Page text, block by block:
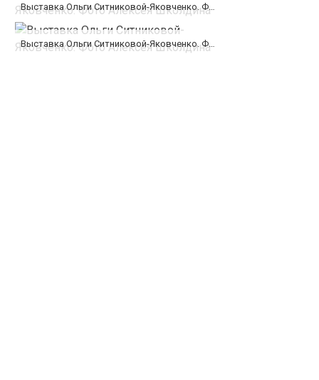
Выставка Ольги Ситниковой-Яковченко. Фото Алексея Школдина
Выставка Ольги Ситниковой-Яковченко. Фото Алексея Школдина